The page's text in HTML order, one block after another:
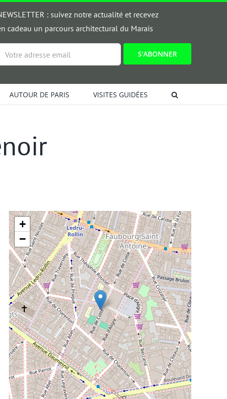
: suivez notre actualité et recevez
cadeau un parcours architectural du Marais
Email
AUTOUR DE PARIS VISITES GUIDÉES
+
−